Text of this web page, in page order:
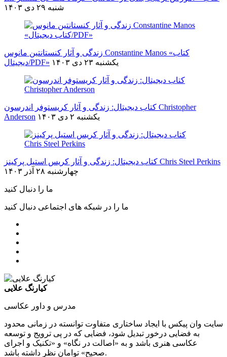
شنبه ۲۹ دی ۱۴۰۳
زندگی و آثار کنستانتین مانوس Constantine Manos «کتاب
دیجیتال/PDF»
يکشنبه ۲۳ دی ۱۴۰۳
کتاب دیجیتال: زندگی و آثار کریستوفر اندرسون Christopher
Anderson
يکشنبه ۲ دی ۱۴۰۳
کتاب دیجیتال: زندگی و آثار کریس استیل پرکینز Chris Steel Perkins
چهارشنبه ۲۸ آذر ۱۴۰۳
ما را دنبال کنید
ما را در شبکه های اجتماعی دنبال کنید
کیارنگ علایی
مدرس و داور عکاسی
سایت وان پیکس با ایجاد ساختاری متفاوت توانسته در زمانی محدود
به فضایی درخور تبدیل شود، فضایی که در پی ترویج و توسعه
عکاسی هنری باشد و به «اصالت در نگاه» و «تکنیک و اجرای
صحیح» توامان نظر داشته باشد.